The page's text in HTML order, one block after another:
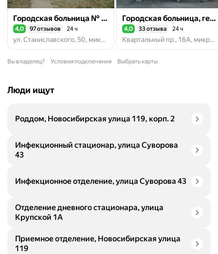
Городская больница № 4, приёмный покой
Рейтинг 4,0 из 5
4,0 97 отзывов 24 ч
ул. Станиславского, 50, микрорайон Новый город, Орск
Городская больница, гематологическое отделение
Рейтинг 4,0 из 5
4,0 33 отзыва 24 ч
Квартальный пр., 16А, микрорайон Новый город, Орск
Вы владелец? Условия подключения Выбрать карты
Люди ищут
Роддом, Новосибирская улица 119, корп. 2
Инфекционный стационар, улица Суворова
43
Инфекционное отделение, улица Суворова 43
Отделение дневного стационара, улица
Крупской 1А
Приемное отделение, Новосибирская улица
119